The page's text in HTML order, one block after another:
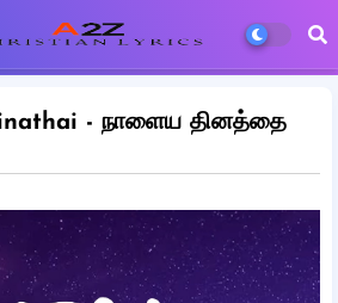
- நாளைய தினத்தை